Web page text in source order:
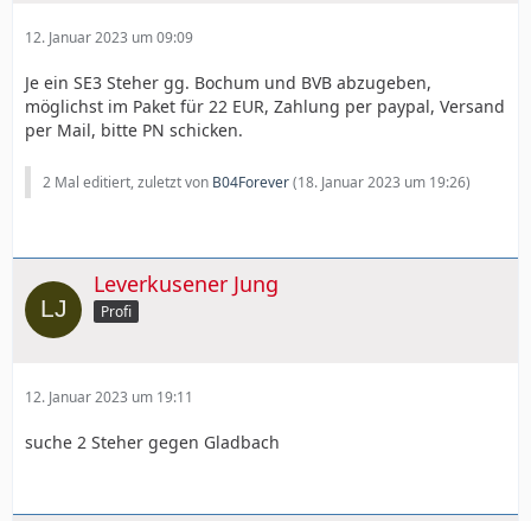
12. Januar 2023 um 09:09
Je ein SE3 Steher gg. Bochum und BVB abzugeben,
möglichst im Paket für 22 EUR, Zahlung per paypal, Versand
per Mail, bitte PN schicken.
2 Mal editiert, zuletzt von B04Forever(18. Januar 2023 um 19:26)
Leverkusener Jung
Profi
12. Januar 2023 um 19:11
suche 2 Steher gegen Gladbach